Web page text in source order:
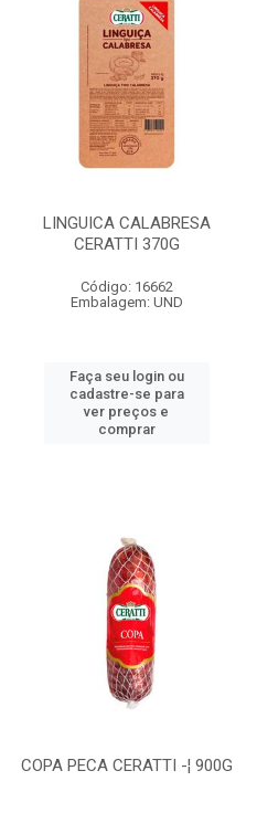
LINGUICA CALABRESA
CERATTI 370G
Código: 16662
Embalagem: UND
Faça seu login ou
cadastre-se para
ver preços e
comprar
COPA PECA CERATTI -¦ 900G